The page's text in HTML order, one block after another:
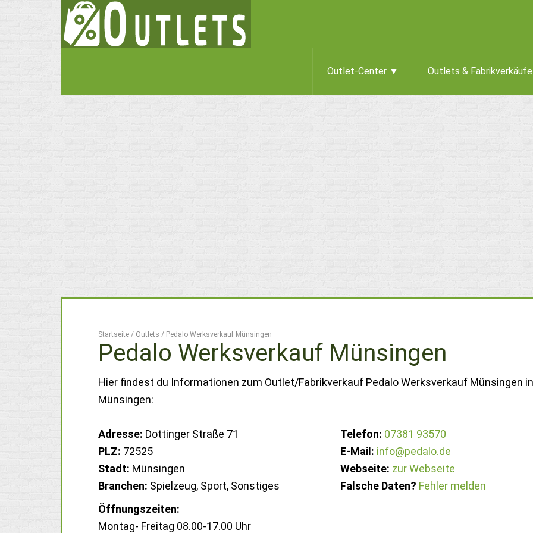
Outlet-Center ▼ Outlets &
Startseite / Outlets / Pedalo Werksverkauf Münsingen
Pedalo Werksverkauf Münsingen
Hier findest du Informationen zum Outlet/Fabrikverkauf Pedalo Werksverkauf Münsingen in
Münsingen:
Adresse: Dottinger Straße 71
PLZ: 72525
Stadt: Münsingen
Branchen: Spielzeug, Sport, Sonstiges
Telefon: 07381 93570
E-Mail: info@pedalo.de
Webseite: zur Webseite
Falsche Daten? Fehler melden
Öffnungszeiten:
Montag- Freitag 08.00-17.00 Uhr